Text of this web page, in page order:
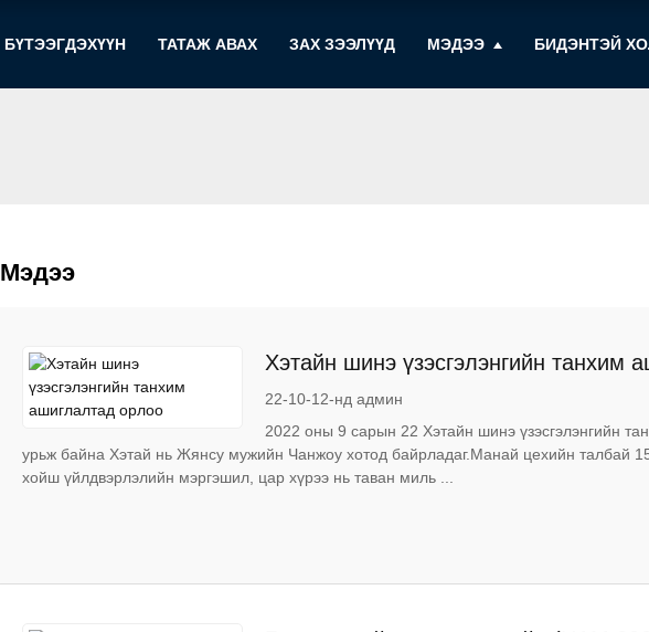
БҮТЭЭГДЭХҮҮН ТАТАЖ АВАХ ЗАХ ЗЭЭЛҮҮД МЭДЭЭ БИДЭНТЭЙ
Мэдээ
Хэтайн шинэ үзэсгэлэнгийн танхим
22-10-12-нд админ
2022 оны 9 сарын 22 Хэтайн шинэ үзэсгэлэнгийн
урьж байна Хэтай нь Жянсу мужийн Чанжоу хотод байрладаг.Манай цехийн талбай
хойш үйлдвэрлэлийн мэргэшил, цар хүрээ нь таван миль ...